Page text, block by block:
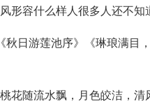
形容什么样人很多人还不知
秋日游莲池序》《琳琅满目
花随流水飘，月色皎洁，